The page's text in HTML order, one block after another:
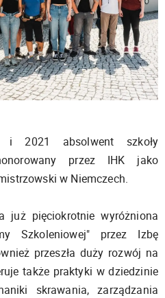
2021 absolwent szkoły
przez IHK jako
w Niemczech.
już pięciokrotnie wyróżniona
Szkoleniowej" przez Izbę
przeszła duży rozwój na
także praktyki w dziedzinie
skrawania, zarządzania